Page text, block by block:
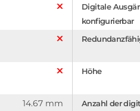
Digitale
konfigurierbar
Höhe
14.67 mm
Anzahl der